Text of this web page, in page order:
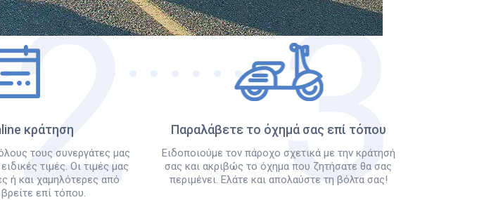
κράτηση
τους συνεργάτες μας
τιμές. Οι τιμές μας
ή και χαμηλότερες από
επί τόπου.
Παραλάβετε το όχημά σας επί τόπου
Ειδοποιούμε τον πάροχο σχετικά με την κράτησή
σας και ακριβώς το όχημα που ζητήσατε θα σας
περιμένει. Ελάτε και απολαύστε τη βόλτα σας!